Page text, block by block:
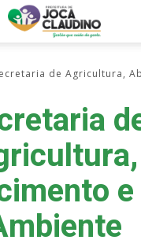
de Agricultura,